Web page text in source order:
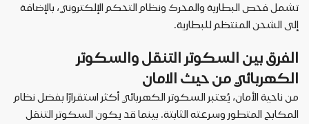
تشمل فحص البطارية والمحرك ونظام التحكم الإلكتروني، بالإضافة
إلى الشحن المنتظم للبطارية.
الفرق بين السكوتر التنقل والسكوتر
الكهربائي من حيث الامان
من ناحية الأمان، يُعتبر السكوتر الكهربائي أكثر استقرارًا بفضل نظام
المكابح المتطور وسرعته الثابتة. بينما قد يكون السكوتر التنقل